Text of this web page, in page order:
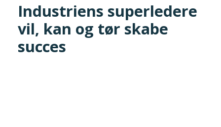
Search
Industriens superledere
vil, kan og tør skabe
succes